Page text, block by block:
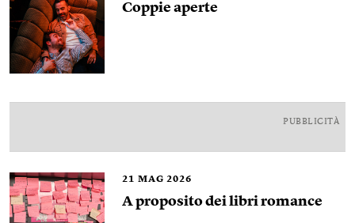
Coppie aperte
PUBBLICITÀ
21 MAG 2026
A proposito dei libri romance